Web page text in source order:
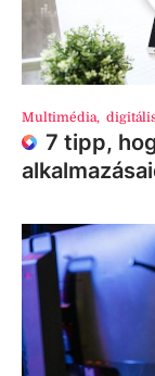
Multimédia,
7 tipp,